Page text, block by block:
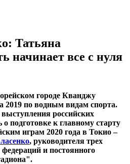
Татьяна
начинает все с нуля
городе Кванджу
2019 по водным видам спорта.
российских
о подготовке к главному старту
играм 2020 года в Токио –
, руководителя трех
и постоянного